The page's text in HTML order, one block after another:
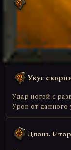
Пылающий
Ударом ноги
вихрь, который
противникам
оружия.
Укус
Удар ногой с
Урон от данного
Длань